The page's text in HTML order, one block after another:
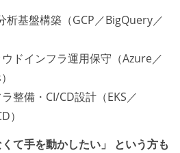
析基盤構築（GCP／BigQuery／
ドインフラ運用保守（Azure／
整備・CI/CD設計（EKS／
）
て手を動かしたい」 という方も